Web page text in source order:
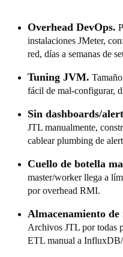
Overhead DevOps.
instalaciones JMeter,
red, días a semanas de
Tuning JVM.
fácil de mal-configurar,
Sin dashboards/
JTL manualmente,
cablear plumbing de
Cuello de botella
master/worker llega a
por overhead RMI.
Almacenamiento
Archivos JTL por todas
ETL manual a